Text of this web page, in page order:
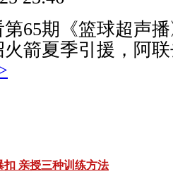
65期《篮球超声
箭夏季引援，阿
扣 亲授三种训练方法